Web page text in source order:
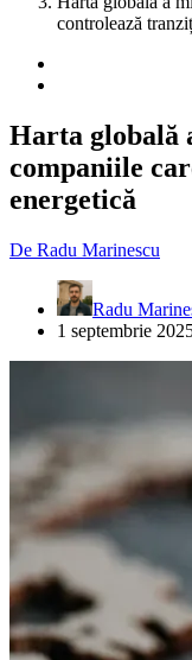
controlează
Harta globală
companiile
energetică
De Radu Marinescu
Radu
1 septembrie